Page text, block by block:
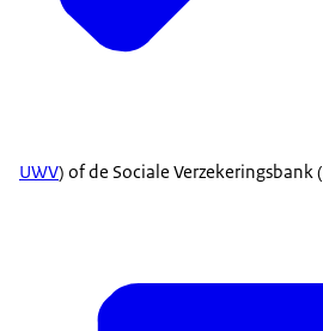
UWV) of de Sociale Verzekeringsbank (